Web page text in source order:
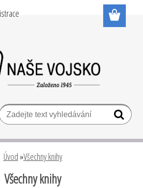
Úvod »Všechny knihy
Všechny knihy